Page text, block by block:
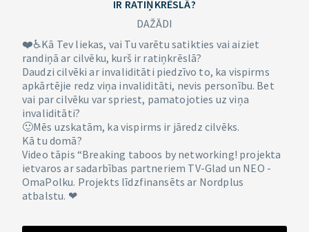
IR RATIŅKRĒSLĀ?
DAŽĀDI
❤️♿Kā Tev liekas, vai Tu varētu satikties vai aiziet
randiņā ar cilvēku, kurš ir ratiņkrēslā?
Daudzi cilvēki ar invaliditāti piedzīvo to, ka vispirms
apkārtējie redz viņa invaliditāti, nevis personību. Bet
vai par cilvēku var spriest, pamatojoties uz viņa
invaliditāti?
🙂Mēs uzskatām, ka vispirms ir jāredz cilvēks.
Kā tu domā?
Video tāpis “Breaking taboos by networking! projekta
ietvaros ar sadarbības partneriem TV-Glad un NEO -
OmaPolku. Projekts līdzfinansēts ar Nordplus
atbalstu. ❤